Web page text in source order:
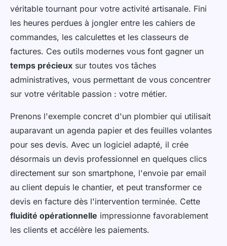
véritable tournant pour votre activité artisanale. Fini
les heures perdues à jongler entre les cahiers de
commandes, les calculettes et les classeurs de
factures. Ces outils modernes vous font gagner un
temps précieux sur toutes vos tâches
administratives, vous permettant de vous concentrer
sur votre véritable passion : votre métier.
Prenons l'exemple concret d'un plombier qui utilisait
auparavant un agenda papier et des feuilles volantes
pour ses devis. Avec un logiciel adapté, il crée
désormais un devis professionnel en quelques clics
directement sur son smartphone, l'envoie par email
au client depuis le chantier, et peut transformer ce
devis en facture dès l'intervention terminée. Cette
fluidité opérationnelle impressionne favorablement
les clients et accélère les paiements.